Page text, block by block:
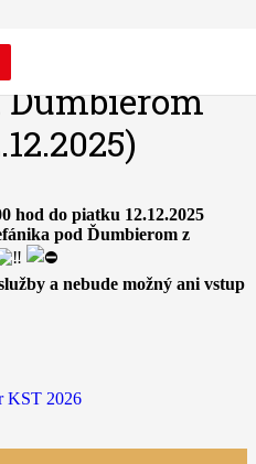
M.R
hod do piatku 12.12.2025
pod Ďumbierom z
a nebude možný ani vstup
KST 2026